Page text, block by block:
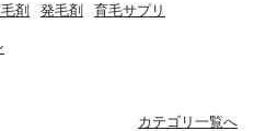
剤 発毛剤 育毛サプリ
カテゴリ一覧へ